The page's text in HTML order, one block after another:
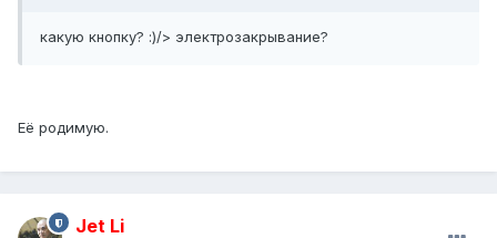
какую кнопку? :)/> электрозакрывание?
Её родимую.
Jet Li